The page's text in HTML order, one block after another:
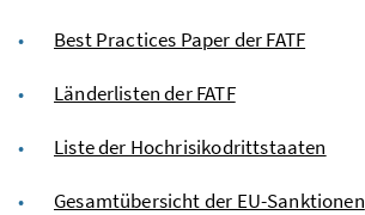
Best Practices Paper der FATF
Länderlisten der FATF
Liste der Hochrisikodrittstaaten
Gesamtübersicht der EU-Sanktionen